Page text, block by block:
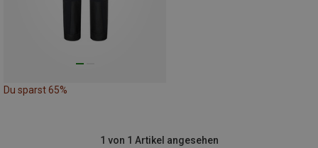
Du sparst 65%
1 von 1 Artikel angesehen